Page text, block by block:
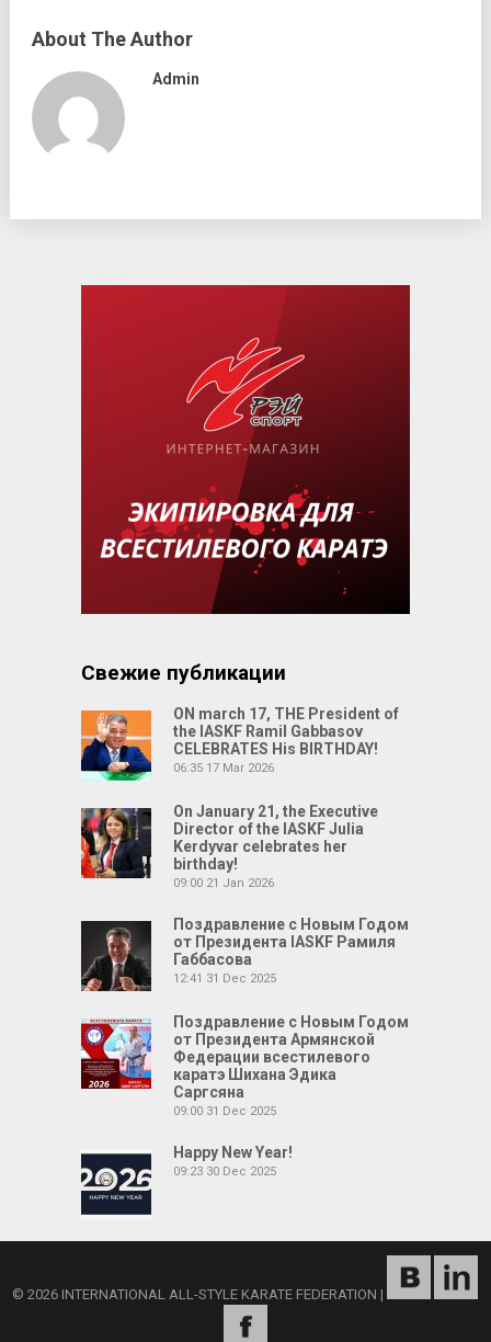
About The Author
Admin
Свежие публикации
ON march 17, THE President of
the IASKF Ramil Gabbasov
CELEBRATES His BIRTHDAY!
06:35 17 Mar 2026
On January 21, the Executive
Director of the IASKF Julia
Kerdyvar celebrates her
birthday!
09:00 21 Jan 2026
Поздравление с Новым Годом
от Президента IASKF Рамиля
Габбасова
12:41 31 Dec 2025
Поздравление с Новым Годом
от Президента Армянской
Федерации всестилевого
каратэ Шихана Эдика
Саргсяна
09:00 31 Dec 2025
Happy New Year!
09:23 30 Dec 2025
© 2026 INTERNATIONAL ALL-STYLE KARATE FEDERATION |